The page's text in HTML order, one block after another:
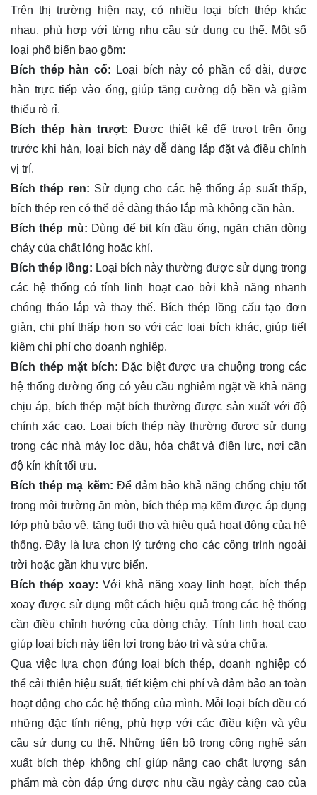
Trên thị trường hiện nay, có nhiều loại bích thép khác
nhau, phù hợp với từng nhu cầu sử dụng cụ thể. Một số
loại phổ biến bao gồm:
Bích thép hàn cổ: Loại bích này có phần cổ dài, được
hàn trực tiếp vào ống, giúp tăng cường độ bền và giảm
thiểu rò rỉ.
Bích thép hàn trượt: Được thiết kế để trượt trên ống
trước khi hàn, loại bích này dễ dàng lắp đặt và điều chỉnh
vị trí.
Bích thép ren: Sử dụng cho các hệ thống áp suất thấp,
bích thép ren có thể dễ dàng tháo lắp mà không cần hàn.
Bích thép mù: Dùng để bịt kín đầu ống, ngăn chặn dòng
chảy của chất lỏng hoặc khí.
Bích thép lồng: Loại bích này thường được sử dụng trong
các hệ thống có tính linh hoạt cao bởi khả năng nhanh
chóng tháo lắp và thay thế. Bích thép lồng cấu tạo đơn
giản, chi phí thấp hơn so với các loại bích khác, giúp tiết
kiệm chi phí cho doanh nghiệp.
Bích thép mặt bích: Đặc biệt được ưa chuộng trong các
hệ thống đường ống có yêu cầu nghiêm ngặt về khả năng
chịu áp, bích thép mặt bích thường được sản xuất với độ
chính xác cao. Loại bích thép này thường được sử dụng
trong các nhà máy lọc dầu, hóa chất và điện lực, nơi cần
độ kín khít tối ưu.
Bích thép mạ kẽm: Để đảm bảo khả năng chống chịu tốt
trong môi trường ăn mòn, bích thép mạ kẽm được áp dụng
lớp phủ bảo vệ, tăng tuổi thọ và hiệu quả hoạt động của hệ
thống. Đây là lựa chọn lý tưởng cho các công trình ngoài
trời hoặc gần khu vực biển.
Bích thép xoay: Với khả năng xoay linh hoạt, bích thép
xoay được sử dụng một cách hiệu quả trong các hệ thống
cần điều chỉnh hướng của dòng chảy. Tính linh hoạt cao
giúp loại bích này tiện lợi trong bảo trì và sửa chữa.
Qua việc lựa chọn đúng loại bích thép, doanh nghiệp có
thể cải thiện hiệu suất, tiết kiệm chi phí và đảm bảo an toàn
hoạt động cho các hệ thống của mình. Mỗi loại bích đều có
những đặc tính riêng, phù hợp với các điều kiện và yêu
cầu sử dụng cụ thể. Những tiến bộ trong công nghệ sản
xuất bích thép không chỉ giúp nâng cao chất lượng sản
phẩm mà còn đáp ứng được nhu cầu ngày càng cao của